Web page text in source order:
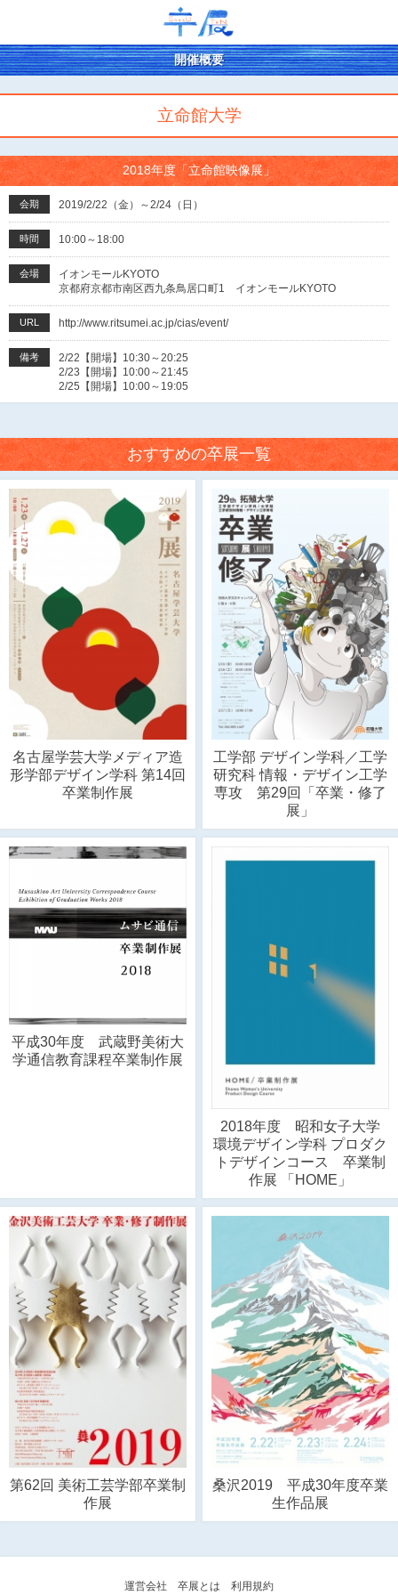
開催概要
立命館大学
2018年度「立命館映像展」
会期 2019/2/22（金）～2/24（日）
時間 10:00～18:00
会場
イオンモールKYOTO
京都府京都市南区西九条鳥居口町1 イオンモールKYOTO
URL http://www.ritsumei.ac.jp/cias/event/
備考
2/22【開場】10:30～20:25
2/23【開場】10:00～21:45
2/25【開場】10:00～19:05
おすすめの卒展一覧
名古屋学芸大学メディア造
形学部デザイン学科 第14回
卒業制作展
工学部 デザイン学科／工学
研究科 情報・デザイン工学
専攻 第29回「卒業・修了
展」
平成30年度 武蔵野美術大
学通信教育課程卒業制作展
2018年度 昭和女子大学
環境デザイン学科 プロダク
トデザインコース 卒業制
作展 「HOME」
第62回 美術工芸学部卒業制
作展
桑沢2019 平成30年度卒業
生作品展
運営会社 卒展とは 利用規約